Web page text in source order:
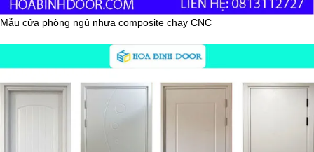
Mẫu cửa phòng ngủ nhựa composite chạy CNC